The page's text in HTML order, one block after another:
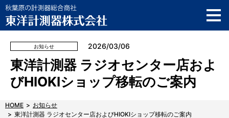
ご利用ガイド
製品サポート情報
AKIBA SOLUTION SQUARE
メーカーショップ
お知らせ 2026/03/06
東洋計測器 ラジオセンター店およ
びHIOKIショップ移転のご案内
HOME
お知らせ
東洋計測器 ラジオセンター店およびHIOKIショップ移転のご案内